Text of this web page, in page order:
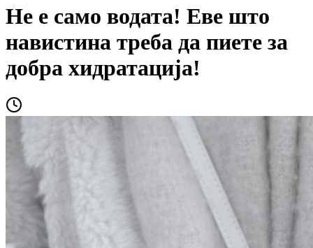
Не е само водата! Еве што
навистина треба да пиете за
добра хидратација!